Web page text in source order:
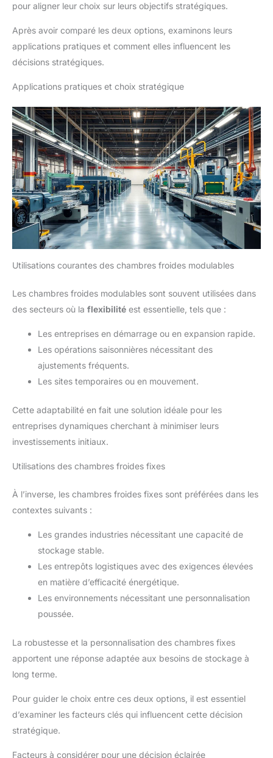
pour aligner leur choix sur leurs objectifs stratégiques.
Après avoir comparé les deux options, examinons leurs
applications pratiques et comment elles influencent les
décisions stratégiques.
Applications pratiques et choix stratégique
Utilisations courantes des chambres froides modulables
Les chambres froides modulables sont souvent utilisées dans
des secteurs où la flexibilité est essentielle, tels que :
Les entreprises en démarrage ou en expansion rapide.
Les opérations saisonnières nécessitant des
ajustements fréquents.
Les sites temporaires ou en mouvement.
Cette adaptabilité en fait une solution idéale pour les
entreprises dynamiques cherchant à minimiser leurs
investissements initiaux.
Utilisations des chambres froides fixes
À l’inverse, les chambres froides fixes sont préférées dans les
contextes suivants :
Les grandes industries nécessitant une capacité de
stockage stable.
Les entrepôts logistiques avec des exigences élevées
en matière d’efficacité énergétique.
Les environnements nécessitant une personnalisation
poussée.
La robustesse et la personnalisation des chambres fixes
apportent une réponse adaptée aux besoins de stockage à
long terme.
Pour guider le choix entre ces deux options, il est essentiel
d’examiner les facteurs clés qui influencent cette décision
stratégique.
Facteurs à considérer pour une décision éclairée